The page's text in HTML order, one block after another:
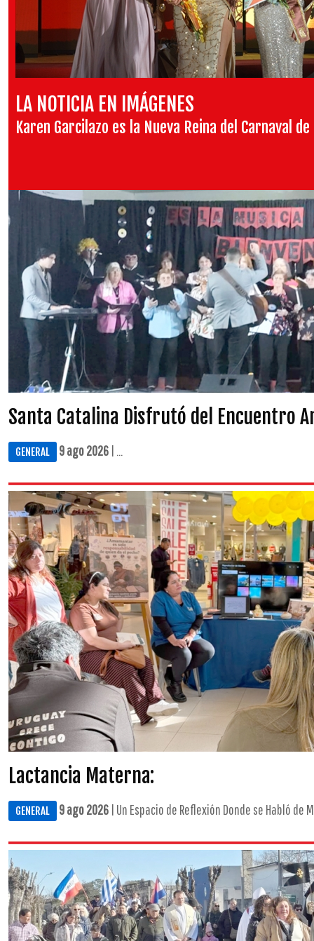
LA NOTICIA EN IMÁGENES
Karen Garcilazo es la Nueva Reina del Carnaval
Santa Catalina Disfrutó del Encuentro
GENERAL 9 ago 2026 | ...
Lactancia Materna:
GENERAL 9 ago 2026 | Un Espacio de Reflexión Donde se Habló de